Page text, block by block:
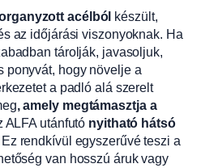
acélból készült,
az időjárási viszonyoknak. Ha
tárolják, javasoljuk,
ponyvát, hogy növelje a
a padló alá szerelt
, amely megtámasztja a
ALFA utánfutó nyitható hátsó
rendkívül egyszerűvé teszi a
van hosszú áruk vagy